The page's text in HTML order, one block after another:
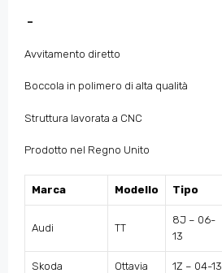
–
Avvitamento diretto
Boccola in polimero di alta qualità
Struttura lavorata a CNC
Prodotto nel Regno Unito
Marca Modello Tipo
Audi TT
8J – 06-
13
Skoda Ottavia 1Z – 04-13